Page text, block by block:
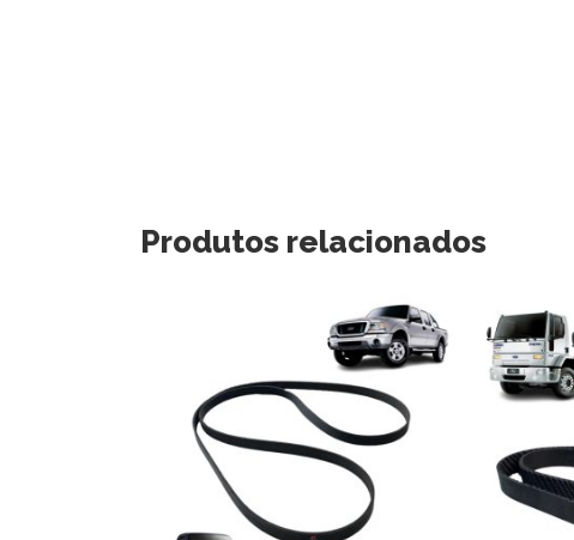
Produtos relacionados